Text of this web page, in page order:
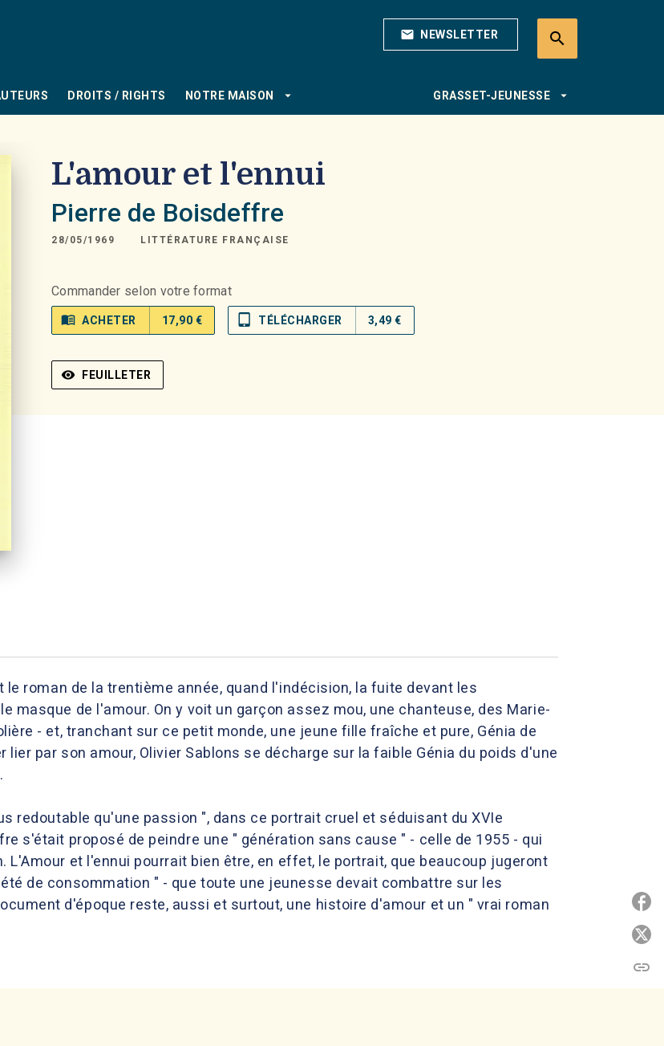
mail NEWSLETTER search
DROITS / RIGHTS NOTRE MAISON arrow_drop_down GRASSET-JEUNESSE arrow_drop_down
L'amour et l'ennui
Pierre de Boisdeffre
28/05/1969 LITTÉRATURE FRANÇAISE
Commander selon votre format
menu_book ACHETER 17,90 € tablet_mac TÉLÉCHARGER 3,49 €
visibility FEUILLETER
le roman de la trentième année, quand l'indécision, la fuite devant les
masque de l'amour. On y voit un garçon assez mou, une chanteuse, des Marie-
- et, tranchant sur ce petit monde, une jeune fille fraîche et pure, Génia de
par son amour, Olivier Sablons se décharge sur la faible Génia du poids d'une
redoutable qu'une passion ", dans ce portrait cruel et séduisant du XVIe
s'était proposé de peindre une " génération sans cause " - celle de 1955 - qui
et l'ennui pourrait bien être, en effet, le portrait, que beaucoup jugeront
de consommation " - que toute une jeunesse devait combattre sur les
d'époque reste, aussi et surtout, une histoire d'amour et un " vrai roman
link